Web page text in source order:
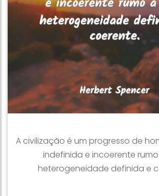
A civilização é um progresso de
indefinida e incoerente
heterogeneidade definida e